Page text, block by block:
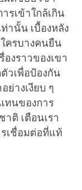
รเข้าใกล้เกิน
านั้น เบื้องหลัง
ครบางคนยืน
งราวของเขา
วเพื่อป้องกัน
ย่างเงียบ ๆ
ทนของการ
ติ เตือนเรา
เชื่อมต่อที่แท้